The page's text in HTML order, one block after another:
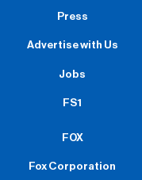
Press
Advertise with Us
Jobs
FS1
FOX
Fox Corporation